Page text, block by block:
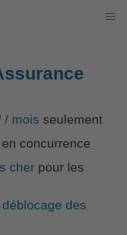
/ mois seulement
en concurrence
cherpour les
déblocage des